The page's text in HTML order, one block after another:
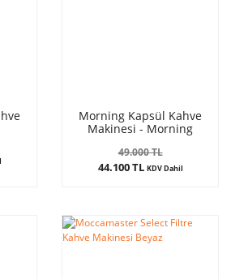
Morning Kapsül Kahve
Makinesi - Morning
Makinesi Siyah
49.000 TL
44.100 TL KDV Dahil